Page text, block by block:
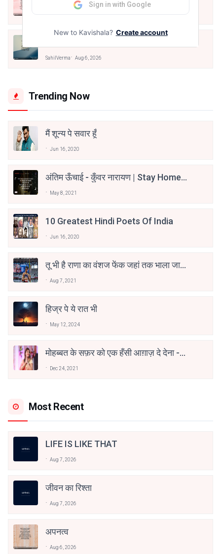
SahilVerma Aug 6, 2026
SahilVerma Aug 6, 2026
Trending Now
मैं शून्य पे सवार हूँ
Jun 16, 2020
अंतिम ऊँचाई - कुँवर नारायण | Stay Home
May 8, 2021
10 Greatest Hindi Poets Of India
Jun 16, 2020
तू भी है राणा का वंशज फेंक जहां तक भाला जाए:
Aug 7, 2021
हिज्र पे ये रात भी
May 12, 2024
मोहब्बत के सफ़र को एक हँसी आग़ाज़ दे देना -
Dec 24, 2021
Most Recent
LIFE IS LIKE THAT
Aug 7, 2026
जीवन का रिश्ता
Aug 7, 2026
अपनत्व
Aug 6, 2026
Sign in with Google
New to Kavishala? Create account